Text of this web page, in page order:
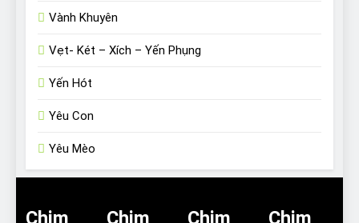
Vành Khuyên
Vẹt- Két – Xích – Yến Phụng
Yến Hót
Yêu Con
Yêu Mèo
Chim
Chim
Chim
Chim